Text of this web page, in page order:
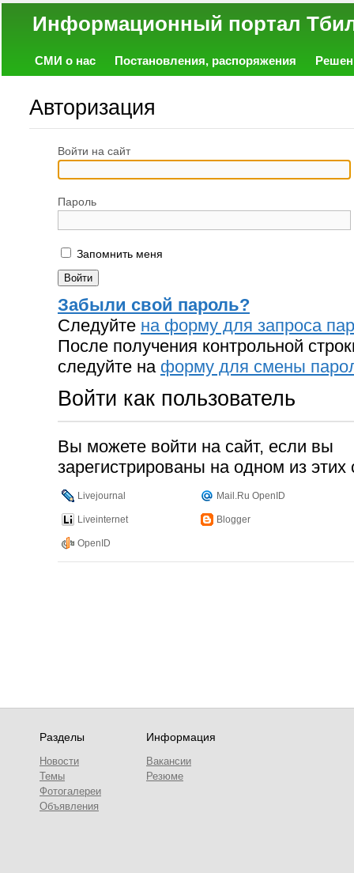
Информационный
СМИ о нас Постановления, распоряжения
Авторизация
Войти на сайт
Пароль
Запомнить меня
Забыли свой пароль?
Следуйте на форму для запроса
После получения контрольной
следуйте на форму для смены
Войти как пользователь
Вы можете войти на сайт, если вы
зарегистрированы на одном из этих
Livejournal Mail.Ru OpenID
Liveinternet Blogger
OpenID
Разделы
Новости
Темы
Фотогалереи
Объявления
Информация
Вакансии
Резюме